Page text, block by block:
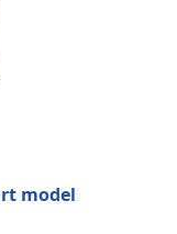
model